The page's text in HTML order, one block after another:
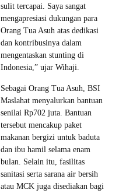
sulit tercapai. Saya sangat
mengapresiasi dukungan para
Orang Tua Asuh atas dedikasi
dan kontribusinya dalam
mengentaskan stunting di
Indonesia,” ujar Wihaji.
Sebagai Orang Tua Asuh, BSI
Maslahat menyalurkan bantuan
senilai Rp702 juta. Bantuan
tersebut mencakup paket
makanan bergizi untuk baduta
dan ibu hamil selama enam
bulan. Selain itu, fasilitas
sanitasi serta sarana air bersih
atau MCK juga disediakan bagi